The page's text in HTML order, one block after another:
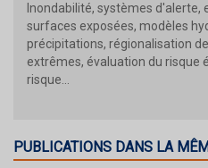
Inondabilité, systèmes
surfaces exposées, modèles
précipitations, régionalisation
extrêmes, évaluation du risque
risque...
PUBLICATIONS DANS LA